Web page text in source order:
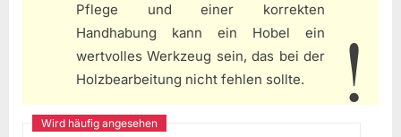
Pflege und einer korrekten
Handhabung kann ein Hobel ein
wertvolles Werkzeug sein, das bei der
Holzbearbeitung nicht fehlen sollte.